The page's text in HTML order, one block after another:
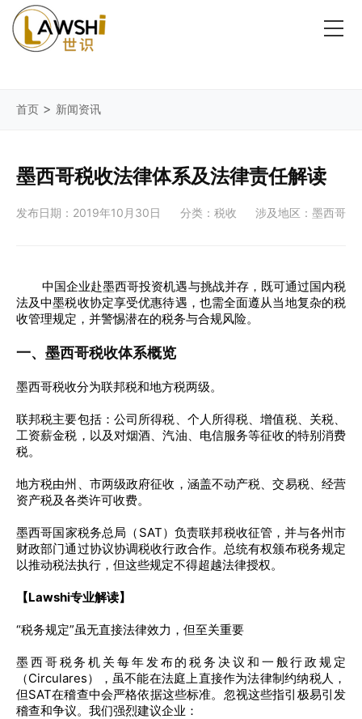
首页 > 新闻资讯
墨西哥税收法律体系及法律责任解读
发布日期：2019年10月30日 分类：税收 涉及地区：墨西哥
中国企业赴墨西哥投资机遇与挑战并存，既可通过国内税
法及中墨税收协定享受优惠待遇，也需全面遵从当地复杂的税
收管理规定，并警惕潜在的税务与合规风险。
一、墨西哥税收体系概览
墨西哥税收分为联邦税和地方税两级。
联邦税主要包括：公司所得税、个人所得税、增值税、关税、
工资薪金税，以及对烟酒、汽油、电信服务等征收的特别消费
税。
地方税由州、市两级政府征收，涵盖不动产税、交易税、经营
资产税及各类许可收费。
墨西哥国家税务总局（SAT）负责联邦税收征管，并与各州市
财政部门通过协议协调税收行政合作。总统有权颁布税务规定
以推动税法执行，但这些规定不得超越法律授权。
【Lawshi专业解读】
“税务规定”虽无直接法律效力，但至关重要
墨西哥税务机关每年发布的税务决议和一般行政规定
（Circulares），虽不能在法庭上直接作为法律制约纳税人，
但SAT在稽查中会严格依据这些标准。忽视这些指引极易引发
稽查和争议。我们强烈建议企业：